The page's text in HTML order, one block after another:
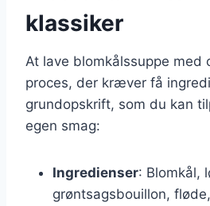
klassiker
At lave blomkålssuppe med
proces, der kræver få
grundopskrift, som du kan
egen smag:
Ingredienser: Blomkål,
grøntsagsbouillon,